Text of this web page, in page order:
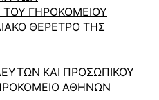
ΓΗΡΟΚΟΜΕΙΟΥ
ΘΕΡΕΤΡΟ ΤΗΣ
ΚΑΙ ΠΡΟΣΩΠΙΚΟΥ
ΑΘΗΝΩΝ